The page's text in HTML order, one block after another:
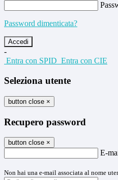
Password dimenticata?
-
Entra con SPID Entra con CIE
Seleziona utente
button close ×
Recupero password
button close ×
E-
Non hai una e-mail associata al nome